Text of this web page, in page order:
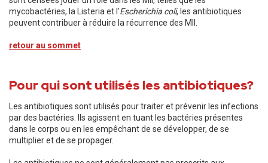
mycobactéries, la Listeria et l'Escherichia coli, les antibiotiques
peuvent contribuer à réduire la récurrence des MII.
retour au sommet
Pour qui sont utilisés les antibiotiques?
Les antibiotiques sont utilisés pour traiter et prévenir les infections
par des bactéries. Ils agissent en tuant les bactéries présentes
dans le corps ou en les empêchant de se développer, de se
multiplier et de se propager.